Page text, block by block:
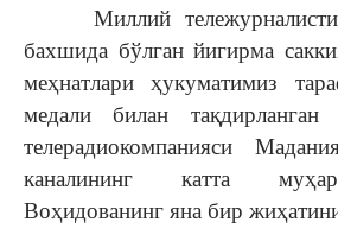
Миллий
бахшида бўлган йигирма
меҳнатлари ҳукуматимиз
медали билан тақдирланган
телерадиокомпанияси
каналининг катта
Воҳидованинг яна бир